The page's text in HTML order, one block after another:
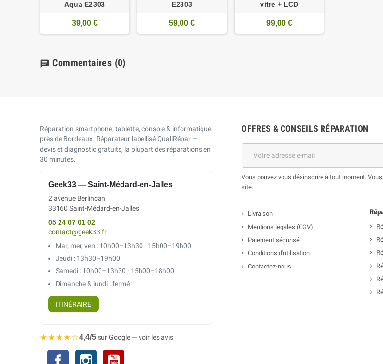
Aqua E2303
39,00 €
E2303
59,00 €
vitre + LCD
99,00 €
chat Commentaires (0)
Réparation smartphone, tablette, console & informatique
près de Bordeaux. Réparateur labellisé QualiRépar —
devis et diagnostic gratuits, la plupart des réparations en
30 minutes.
Geek33 — Saint-Médard-en-Jalles
2 avenue Berlincan
33160 Saint-Médard-en-Jalles
05 24 07 01 02
contact@geek33.fr
Mar, mer, ven : 10h00–13h30 · 15h00–19h00
Jeudi : 13h30–19h00
Samedi : 10h00–13h30 · 15h00–18h00
Dimanche & lundi : fermé
ITINÉRAIRE
★★★★☆4,4/5sur Google — voir les avis
Facebook Instagram
OFFRES & CONSEILS RÉPARATION
Vous pouvez vous désinscrire à tout moment.
site.
Livraison
Mentions légales (CGV)
Paiement sécurisé
Conditions d'utilisation
Contactez-nous